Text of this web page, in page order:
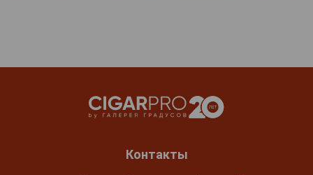
Контакты